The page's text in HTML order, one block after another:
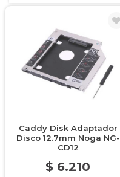
Caddy Disk Adaptador
Disco 12.7mm Noga NG-
CD12
$ 6.210